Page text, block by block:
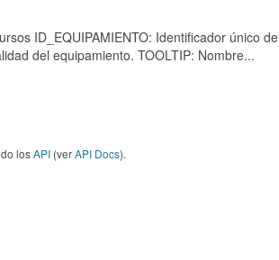
ID_EQUIPAMIENTO: Identificador único de
del equipamiento. TOOLTIP: Nombre...
losAPI (verAPI Docs).